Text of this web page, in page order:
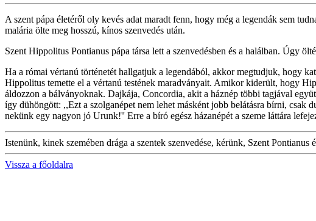
A szent pápa életéről oly kevés adat maradt fenn, hogy még a legendák sem
malária ölte meg hosszú, kínos szenvedés után.
Szent Hippolitus Pontianus pápa társa lett a szenvedésben és a halálban. Úgy
Ha a római vértanú történetét hallgatjuk a legendából, akkor megtudjuk, hogy
Hippolitus temette el a vértanú testének maradványait. Amikor kiderült, hogy
áldozzon a bálványoknak. Dajkája, Concordia, akit a háznép többi tagjával
így dühöngött: ,,Ezt a szolganépet nem lehet másként jobb belátásra bírni,
nekünk egy nagyon jó Urunk!'' Erre a bíró egész házanépét a szeme láttára
Istenünk, kinek szemében drága a szentek szenvedése, kérünk, Szent
Vissza a főoldalra